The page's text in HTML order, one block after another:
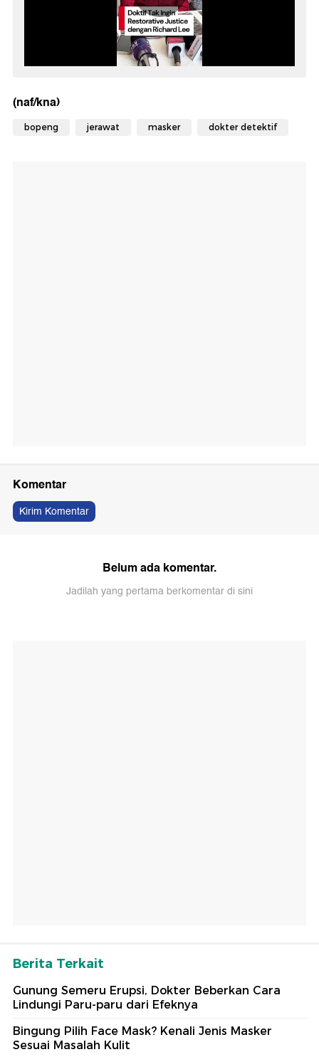
(naf/kna)
bopeng jerawat masker dokter detektif
Komentar
Kirim Komentar
Belum ada komentar.
Jadilah yang pertama berkomentar di sini
Berita Terkait
Gunung Semeru Erupsi, Dokter Beberkan Cara
Lindungi Paru-paru dari Efeknya
Bingung Pilih Face Mask? Kenali Jenis Masker
Sesuai Masalah Kulit